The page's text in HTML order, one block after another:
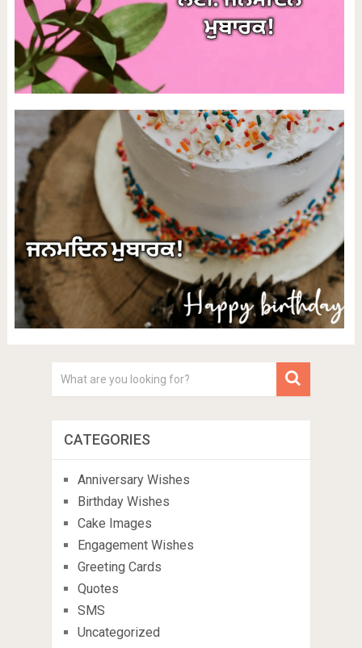
CATEGORIES
Anniversary Wishes
Birthday Wishes
Cake Images
Engagement Wishes
Greeting Cards
Quotes
SMS
Uncategorized